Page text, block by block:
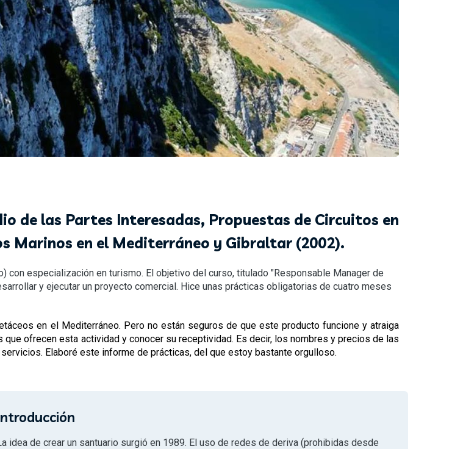
de las Partes Interesadas, Propuestas de Circuitos en
Marinos en el Mediterráneo y Gibraltar (2002).
con especialización en turismo. El objetivo del curso, titulado "Responsable Manager de
y ejecutar un proyecto comercial. Hice unas prácticas obligatorias de cuatro meses
en el Mediterráneo. Pero no están seguros de que este producto funcione y atraiga
ofrecen esta actividad y conocer su receptividad. Es decir, los nombres y precios de las
Elaboré este informe de prácticas, del que estoy bastante orgulloso.
idea de crear un santuario surgió en 1989. El uso de redes de deriva (prohibidas desde